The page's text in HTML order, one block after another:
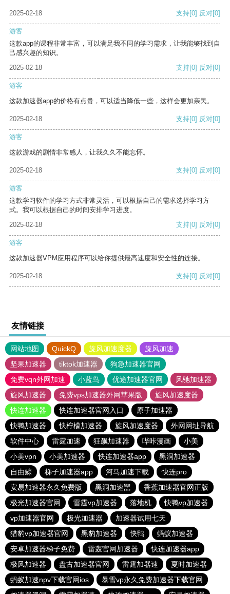
2025-02-18 支持[0] 反对[0]
游客
这款app的课程非常丰富，可以满足我不同的学习需求，让我能够找到自
己感兴趣的知识。
2025-02-18
支持[0] 反对[0]
游客
这款加速器app的价格有点贵，可以适当降低一些，这样会更加亲民。
2025-02-18 支持[0] 反对[0]
游客
这款游戏的剧情非常感人，让我久久不能忘怀。
2025-02-18 支持[0] 反对[0]
游客
这款学习软件的学习方式非常灵活，可以根据自己的需求选择学习方
式。我可以根据自己的时间安排学习进度。
2025-02-18
支持[0] 反对[0]
游客
这款加速器VPM应用程序可以给你提供最高速度和安全性的连接。
2025-02-18 支持[0] 反对[0]
友情链接
网站地图 QuickQ 旋风加速度器
旋风加速
坚果加速器
tiktok加速器
狗急加速器官网
免费vqn外网加速
小蓝鸟 优途加速器官网
风驰加速器
旋风加速器
免费vps加速器外网苹果版
旋风加速度器
快连加速器
快连加速器官网入口
原子加速器
快鸭加速器
快柠檬加速器 旋风加速度器
外网网址导航
软件中心
雷霆加速 狂飙加速器 哔咔漫画
小美
小美vpn
小美加速器 快连加速器app
黑洞加速器
自由鲸
梯子加速器app 河马加速下载
快连pro
安易加速器永久免费版
黑洞加速噐
香蕉加速器官网正版
极光加速器官网
雷霆vp加速器 落地机
快鸭vp加速器
vp加速器官网
极光加速器
加速器试用七天
猎豹vp加速器官网
黑豹加速器 快鸭
蚂蚁加速器
安卓加速器梯子免费
雷轰官网加速器
快连加速器app
极风加速器
盘古加速器官网 雷霆加器速
夏时加速器
蚂蚁加速npv下载官网ios
暴雪vp永久免费加速器下载官网